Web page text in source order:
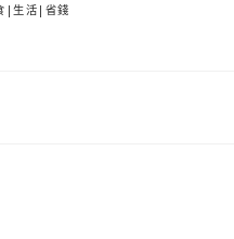
|生活|省錢